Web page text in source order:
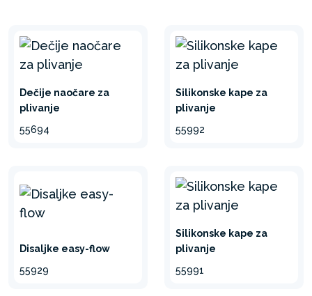
Dečije naočare za
plivanje
55694
Silikonske kape za
plivanje
55992
Disaljke easy-flow
55929
Silikonske kape za
plivanje
55991